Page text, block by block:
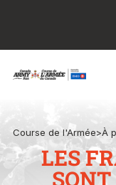
Course de l'Armée>À
LES